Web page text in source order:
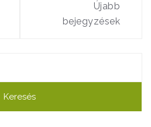
Újabb
bejegyzések